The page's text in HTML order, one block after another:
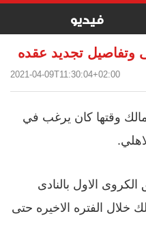
فيديو
وتفاصيل تجديد عقده
2021-04-09T11:30:04+02:00
وقتها كان يرغب في
الاول بالنادى
خلال الفتره الاخيره حتى